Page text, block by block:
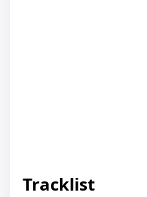
Tracklist